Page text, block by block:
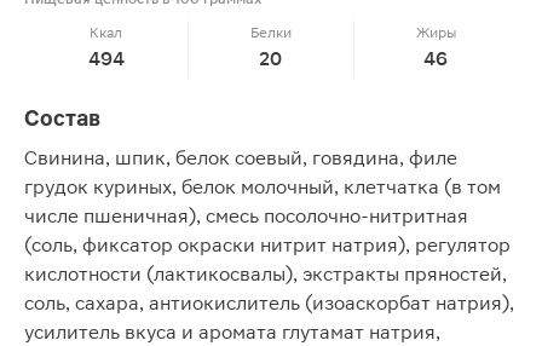
Ккал
494
Белки
20
Жиры
46
Состав
Свинина, шпик, белок соевый, говядина, филе
грудок куриных, белок молочный, клетчатка (в том
числе пшеничная), смесь посолочно-нитритная
(соль, фиксатор окраски нитрит натрия), регулятор
кислотности (лактикосвалы), экстракты пряностей,
соль, сахара, антиокислитель (изоаскорбат натрия),
усилитель вкуса и аромата глутамат натрия,